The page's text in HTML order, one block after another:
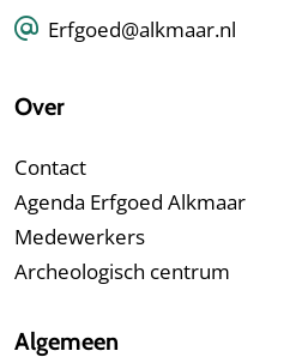
Erfgoed@alkmaar.nl
Over
Contact
Agenda Erfgoed Alkmaar
Medewerkers
Archeologisch centrum
Algemeen